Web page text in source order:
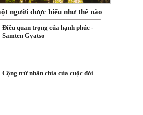
người được hiểu như thế nào
Điều quan trọng của hạnh phúc -
Samten Gyatso
Cộng trừ nhân chia của cuộc đời